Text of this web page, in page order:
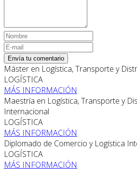
Envía tu comentario
Máster en Logística, Transporte y
LOGÍSTICA
MÁS INFORMACIÓN
Maestría en Logística, Transporte y
Internacional
LOGÍSTICA
MÁS INFORMACIÓN
Diplomado de Comercio y Logística
LOGÍSTICA
MÁS INFORMACIÓN